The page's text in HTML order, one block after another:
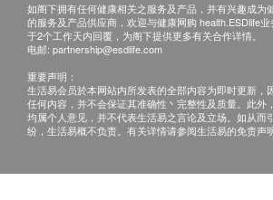
甲状腺刺激素
游离甲状腺素
血液检查
红细胞平均血红素
红细胞平均体积
如阁下拥有任何健康相关之服务及产品，并有兴趣成为
的服务及产品供应商，欢迎与健康网购 health.ESDlife
于2个工作天内回覆，为阁下提供更多有关合作详情。
电邮: partnership@esdlife.com
重要声明：
生活易会员於本网站内所发表的全部内容为即时更新，
任何内容，并不会保证其准确性丶完整性及质量。此外
均属个人意见，并不代表生活易之言论及立场。如从而
纷，生活易概不负责。有关详情请参阅生活易的免责声明